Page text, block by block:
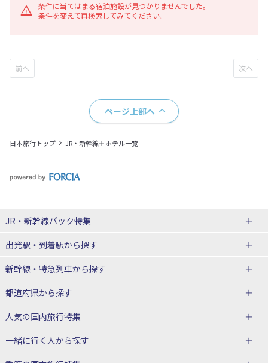
条件に当てはまる宿泊施設が見つかりませんでした。
条件を変えて再検索してみてください。
ページ上部へ
日本旅行トップ JR・新幹線＋ホテル一覧
JR・新幹線パック特集
JR・新幹線＋ホテルパック
出張パック
出発駅・到着駅から探す
秋田⇔東京 新幹線パック
仙台→東京 新幹線パック
富山⇔東京 新幹線パック
東京→仙台 新幹線パック
新幹線・特急列車から探す
北海道新幹線 旅行
山形新幹線 旅行
東海道新幹線 旅行
都道府県から探す
北海道旅行・ツアー
人気の国内旅行特集
東京ディズニーリゾート®への旅
ユニバーサル・スタジオ・ジャパ
一緒に行く人から探す